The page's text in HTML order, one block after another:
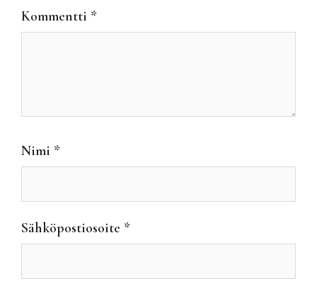
Kommentti *
Nimi *
Sähköpostiosoite *